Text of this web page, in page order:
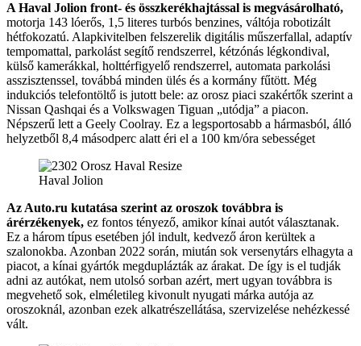
A Haval Jolion front- és összkerékhajtással is megvásárolható,
motorja 143 lóerős, 1,5 literes turbós benzines, váltója robotizált
hétfokozatú. Alapkivitelben felszerelik digitális műszerfallal, adaptív
tempomattal, parkolást segítő rendszerrel, kétzónás légkondival,
külső kamerákkal, holttérfigyelő rendszerrel, automata parkolási
asszisztenssel, továbbá minden ülés és a kormány fűtött. Még
indukciós telefontöltő is jutott bele: az orosz piaci szakértők szerint a
Nissan Qashqai és a Volkswagen Tiguan „utódja” a piacon.
Népszerű lett a Geely Coolray. Ez a legsportosabb a hármasból, álló
helyzetből 8,4 másodperc alatt éri el a 100 km/óra sebességet
Haval Jolion
Az Auto.ru kutatása szerint az oroszok továbbra is
árérzékenyek, ez fontos tényező, amikor kínai autót választanak.
Ez a három típus esetében jól indult, kedvező áron kerültek a
szalonokba. Azonban 2022 során, miután sok versenytárs elhagyta a
piacot, a kínai gyártók megduplázták az árakat. De így is el tudják
adni az autókat, nem utolsó sorban azért, mert ugyan továbbra is
megvehető sok, elméletileg kivonult nyugati márka autója az
oroszoknál, azonban ezek alkatrészellátása, szervizelése nehézkessé
vált.